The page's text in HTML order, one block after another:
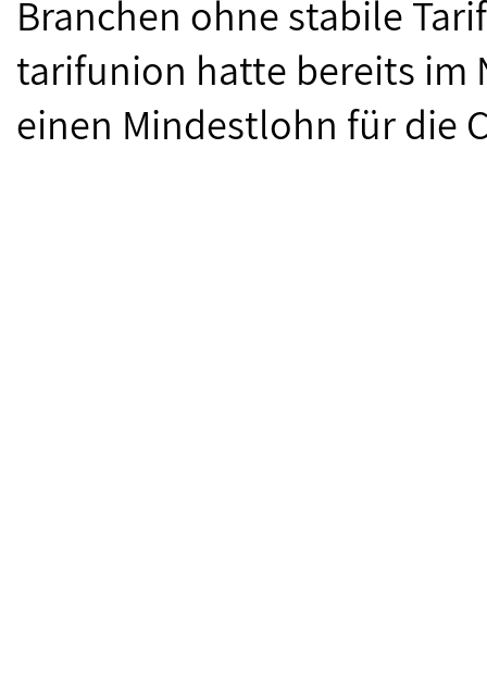
Branchen ohne stabile
tarifunion hatte bereits im
einen Mindestlohn für die